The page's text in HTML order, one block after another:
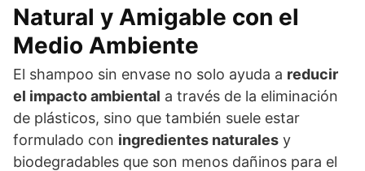
Natural y Amigable con el
Medio Ambiente
El shampoo sin envase no solo ayuda a reducir
el impacto ambiental a través de la eliminación
de plásticos, sino que también suele estar
formulado con ingredientes naturales y
biodegradables que son menos dañinos para el